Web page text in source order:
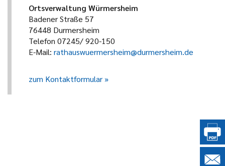
Ortsverwaltung Würmersheim
Badener Straße 57
76448 Durmersheim
Telefon 07245/ 920-150
E-Mail: rathauswuermersheim@durmersheim.de
zum Kontaktformular